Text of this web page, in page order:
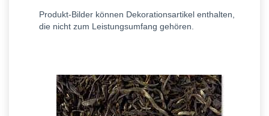
Produkt-Bilder können Dekorationsartikel enthalten,
die nicht zum Leistungsumfang gehören.